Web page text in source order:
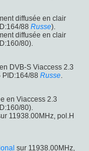
diffusée en clair
88 Russe).
diffusée en clair
80).
DVB-S Viaccess 2.3
PID:164/88 Russe.
en Viaccess 2.3
80).
11938.00MHz, pol.H
sur 11938.00MHz,